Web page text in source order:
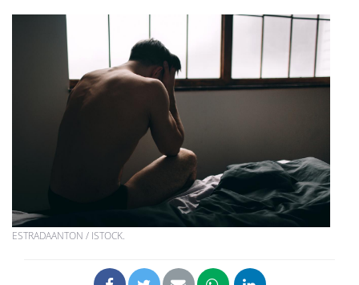
ESTRADAANTON / ISTOCK.